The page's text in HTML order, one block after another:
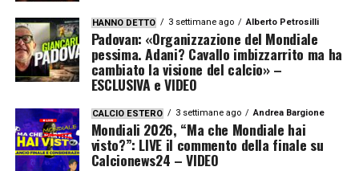
HANNO DETTO 3 settimane ago Alberto Petrosilli
Padovan: «Organizzazione del Mondiale
pessima. Adani? Cavallo imbizzarrito ma ha
cambiato la visione del calcio» –
ESCLUSIVA e VIDEO
CALCIO ESTERO 3 settimane ago Andrea Bargione
Mondiali 2026, “Ma che Mondiale hai
visto?”: LIVE il commento della finale su
Calcionews24 – VIDEO